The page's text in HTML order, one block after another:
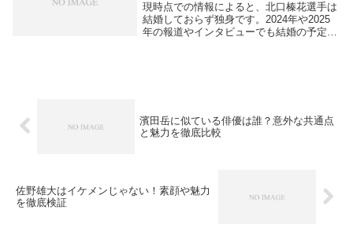
現時点での情報によると、北口榛花選手は
結婚しておらず独身です。2024年や2025
年の報道やインタビューでも結婚の予定は
濱田岳に似ている俳優は誰？意外な共通点
と魅力を徹底比較
佐野雄大はイケメンじゃない！素顔や魅力
を徹底検証